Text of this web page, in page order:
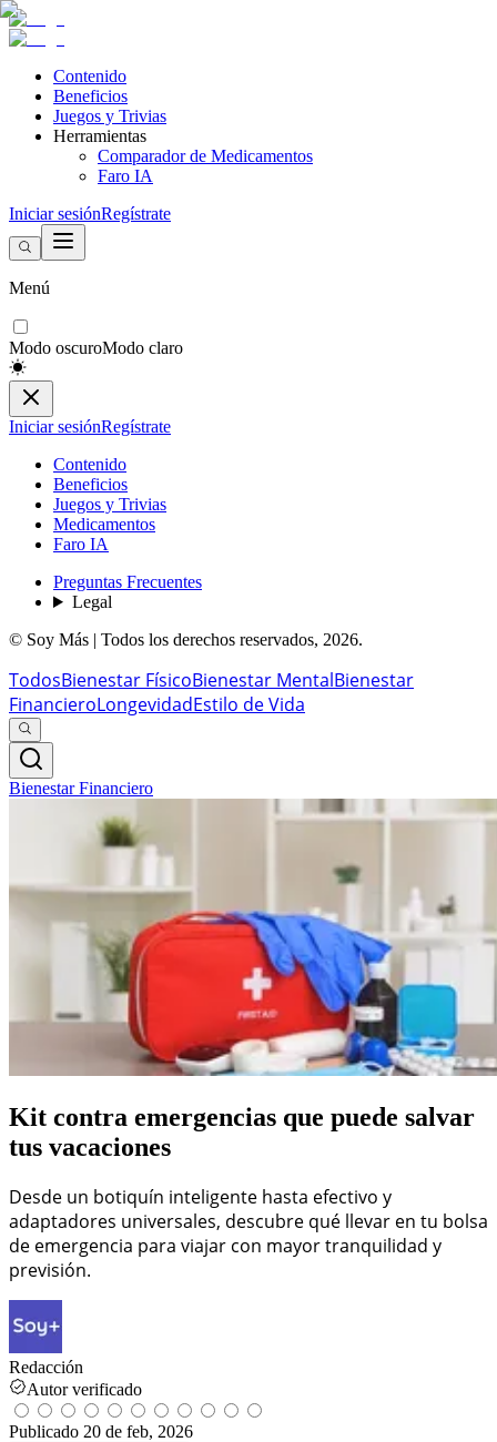
Contenido
Beneficios
Juegos y Trivias
Herramientas
Comparador de Medicamentos
Faro IA
Iniciar sesiónRegístrate
Menú
Modo oscuroModo claro
Iniciar sesiónRegístrate
Contenido
Beneficios
Juegos y Trivias
Medicamentos
Faro IA
Preguntas Frecuentes
Legal
© Soy Más | Todos los derechos reservados, 2026.
TodosBienestar FísicoBienestar MentalBienestar
FinancieroLongevidadEstilo de Vida
Bienestar Financiero
Kit contra emergencias que puede salvar
tus vacaciones
Desde un botiquín inteligente hasta efectivo y
adaptadores universales, descubre qué llevar en tu bolsa
de emergencia para viajar con mayor tranquilidad y
previsión.
Redacción
Autor verificado
Publicado 20 de feb, 2026